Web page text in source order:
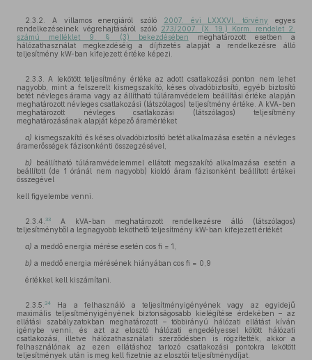
2.3.2. A villamos energiáról szóló 2007. évi LXXXVI. törvény
egyes
rendelkezéseinek végrehajtásáról szóló 273/2007. (X. 19.) Korm. rendelet 2.
számú melléklet 9. § (3) bekezdésében meghatározott esetben a
hálózathasználat megkezdéséig a díjfizetés alapját a rendelkezésre álló
teljesítmény kW-ban kifejezett értéke képezi.
2.3.3. A lekötött teljesítmény értéke az adott csatlakozási ponton nem lehet
nagyobb, mint a felszerelt kismegszakító, késes olvadóbiztosító, egyéb biztosító
betét névleges árama vagy az állítható túláramvédelem beállítási értéke alapján
meghatározott névleges csatlakozási (látszólagos) teljesítmény értéke. A kVA-ben
meghatározott névleges csatlakozási (látszólagos) teljesítmény
meghatározásának alapját képező áramértéket
a) kismegszakító és késes olvadóbiztosító betét alkalmazása esetén a névleges
áramerősségek fázisonkénti összegzésével,
b) beállítható túláramvédelemmel ellátott megszakító alkalmazása esetén a
beállított (de 1 óránál nem nagyobb) kioldó áram fázisonként beállított értékei
összegével
kell figyelembe venni.
2.3.4. 33
A kVA-ban meghatározott rendelkezésre álló (látszólagos)
teljesítményből a legnagyobb leköthető teljesítmény kW-ban kifejezett értékét
a) a meddő energia mérése esetén cos fi = 1,
b) a meddő energia mérésének hiányában cos fi = 0,9
értékkel kell kiszámítani.
2.3.5. 34
Ha a felhasználó a teljesítményigényének vagy az egyidejű
maximális teljesítményigényének biztonságosabb kielégítése érdekében – az
ellátási szabályzatokban meghatározott – többirányú hálózati ellátást kíván
igénybe venni, és azt az elosztó hálózati engedélyessel kötött hálózati
csatlakozási, illetve hálózathasználati szerződésben is rögzítették, akkor a
felhasználónak az ezen ellátáshoz tartozó csatlakozási pontokra lekötött
teljesítmények után is meg kell fizetnie az elosztói teljesítménydíjat.